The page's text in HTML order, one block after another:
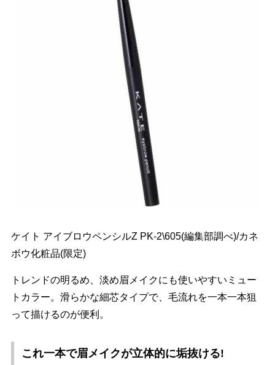
ケイト アイブロウペンシルZ PK-2\605(編集部調べ)/カネ
ボウ化粧品(限定)
トレンドの明るめ、淡め眉メイクにも使いやすいミュー
トカラー。滑らかな細芯タイプで、毛流れを一本一本狙
って描けるのが便利。
これ一本で眉メイクが立体的に垢抜ける!